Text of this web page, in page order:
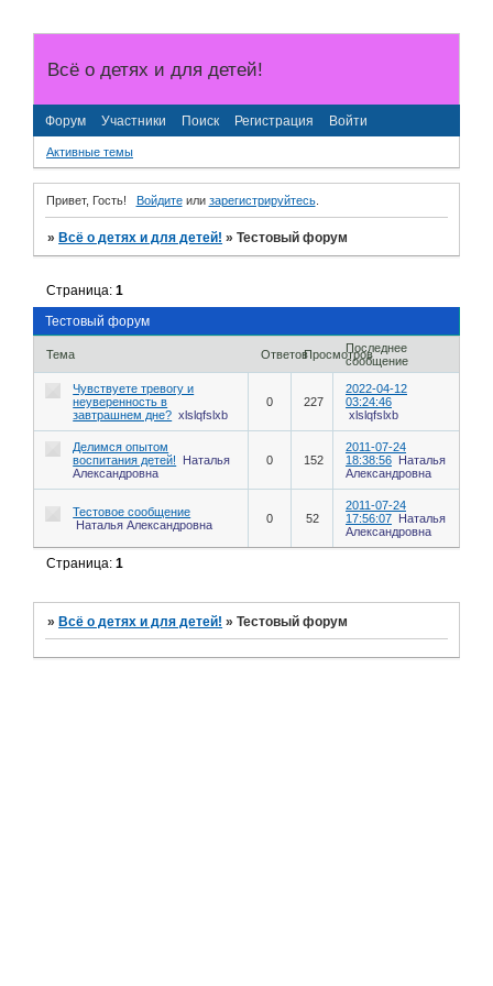
Всё о детях и для детей!
Форум Участники Поиск Регистрация Войти
Активные темы
Привет, Гость! Войдитеили зарегистрируйтесь.
»Всё о детях и для детей! »Тестовый форум
Тестовый форум
Страница:1
Тема ОтветовПросмотровПоследнее
сообщение
Чувствуете тревогу и
неуверенность в
завтрашнем дне? xlslqfslxb
0 227
2022-04-12
03:24:46
xlslqfslxb
Делимся опытом
воспитания детей!
Наталья
Александровна
0 152
2011-07-24
18:38:56
Наталья
Александровна
Тестовое сообщение
Наталья Александровна
0 52
2011-07-24
17:56:07
Наталья
Александровна
Страница:1
»Всё о детях и для детей! »Тестовый форум